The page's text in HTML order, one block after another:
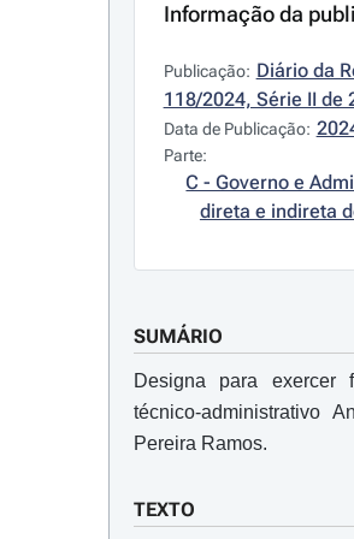
Informação da
Publicação: Diário da
118/2024, Série II de
Data de Publicação:
Parte:
C - Governo e
direta e indireta
SUMÁRIO
Designa para exercer
técnico-administrativo
Pereira Ramos.
TEXTO